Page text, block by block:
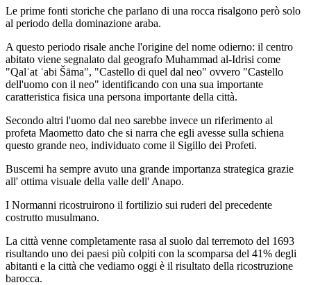
Le prime fonti storiche che parlano di una rocca risalgono però solo
al periodo della dominazione araba.
A questo periodo risale anche l'origine del nome odierno: il centro
abitato viene segnalato dal geografo Muhammad al-Idrisi come
"Qalʾat ʾabi Šāma", "Castello di quel dal neo" ovvero "Castello
dell'uomo con il neo" identificando con una sua importante
caratteristica fisica una persona importante della città.
Secondo altri l'uomo dal neo sarebbe invece un riferimento al
profeta Maometto dato che si narra che egli avesse sulla schiena
questo grande neo, individuato come il Sigillo dei Profeti.
Buscemi ha sempre avuto una grande importanza strategica grazie
all' ottima visuale della valle dell' Anapo.
I Normanni ricostruirono il fortilizio sui ruderi del precedente
costrutto musulmano.
La città venne completamente rasa al suolo dal terremoto del 1693
risultando uno dei paesi più colpiti con la scomparsa del 41% degli
abitanti e la città che vediamo oggi è il risultato della ricostruzione
barocca.